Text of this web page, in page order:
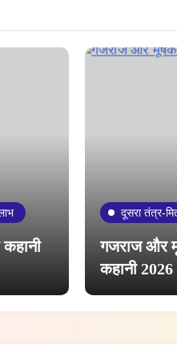
दूसरा तंत्र-
गजराज और
कहानी 2026